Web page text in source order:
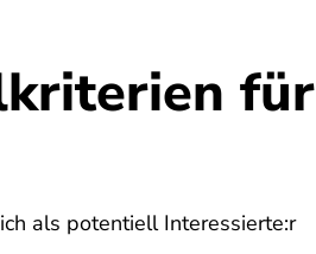
für
als potentiell Interessierte:r